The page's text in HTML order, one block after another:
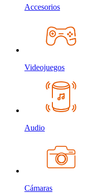
Accesorios
Videojuegos
Audio
Cámaras